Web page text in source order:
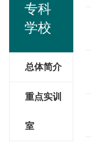
专科
学校
总体简介
重点实训
室